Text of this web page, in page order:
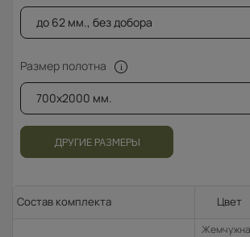
до 62 мм., без добора
Размер полотна
700x2000 мм.
ДРУГИЕ РАЗМЕРЫ
Состав комплекта Цвет